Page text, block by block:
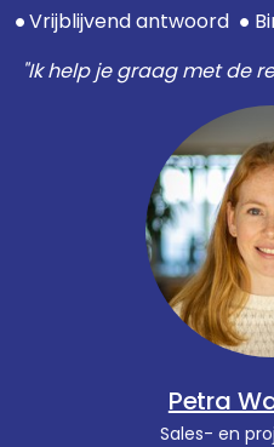
● Vrijblijvend antwoord ●
"Ik help je graag met de
Petra
Sales- en